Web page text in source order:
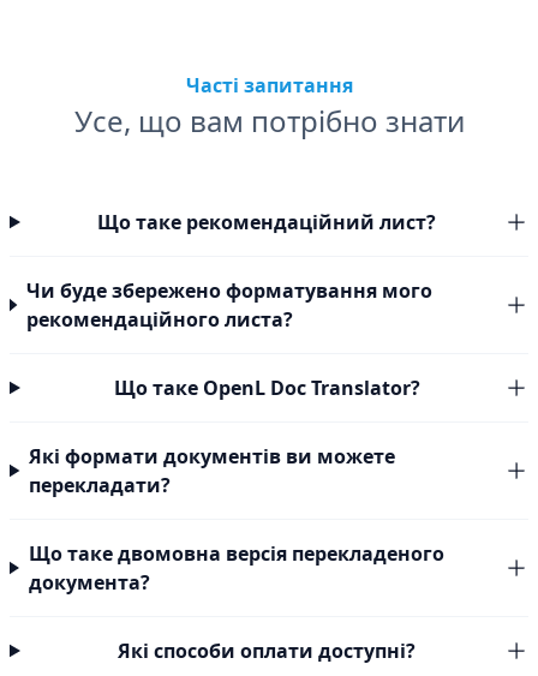
Часті запитання
Усе, що вам потрібно знати
Що таке рекомендаційний лист?
Чи буде збережено форматування мого
рекомендаційного листа?
Що таке OpenL Doc Translator?
Які формати документів ви можете
перекладати?
Що таке двомовна версія перекладеного
документа?
Які способи оплати доступні?